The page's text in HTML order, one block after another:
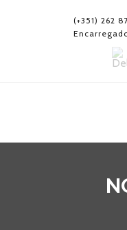
(+351) 262